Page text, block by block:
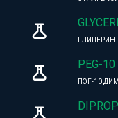
ГЛИЦЕРИН
PEG-
ПЭГ-10